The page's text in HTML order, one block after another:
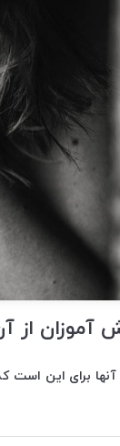
آموزان از
آنها برای این